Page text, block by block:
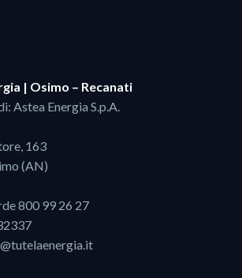
| Osimo – Recanati
Astea Energia S.p.A.
163
(AN)
800 99 26 27